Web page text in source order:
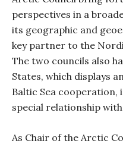
perspectives in a
its geographic and
key partner to the
The two councils also
States, which displays
Baltic Sea
special relationship
As Chair of the Arctic